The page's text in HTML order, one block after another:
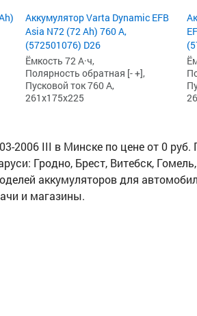
Аккумулятор Varta Dynamic EFB
Asia N72 (72 Ah) 760 А,
(572501076) D26
Ёмкость 72 А·ч,
Полярность обратная [- +],
Пусковой ток 760 А,
261x175x225
2006 III в Минске по цене от 0
Гродно, Брест, Витебск,
аккумуляторов для
и магазины.